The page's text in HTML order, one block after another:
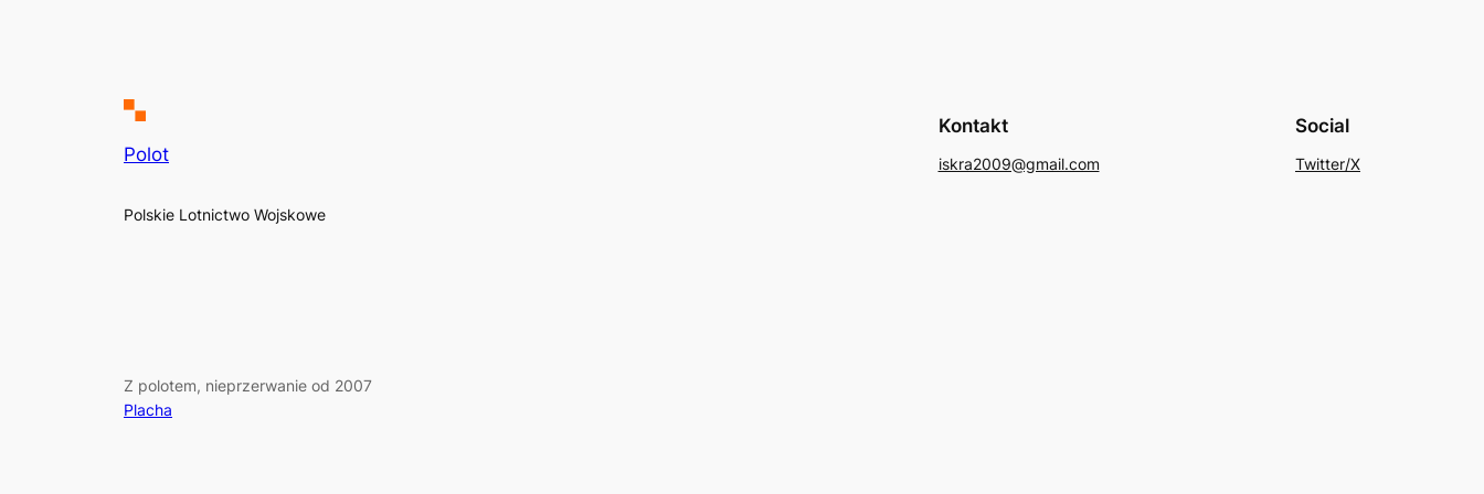
Polot
Polskie Lotnictwo Wojskowe
Kontakt
iskra2009@gmail.com
Social
Twitter/X
Z polotem, nieprzerwanie od 2007
Placha